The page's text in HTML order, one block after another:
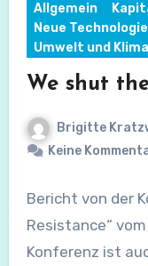
Allgemein
Neue
Umwelt und Klima
We shut
Brigitte
Keine
Bericht von der
Resistance“ vom
Konferenz ist